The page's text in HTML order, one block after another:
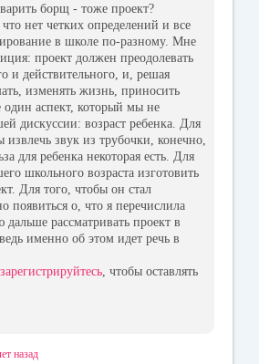
борщ - тоже проект?
нет четких определений и все
в школе по-разному. Мне
проект должен преодолевать
и действительного, и, решая
изменять жизнь, приносить
один аспект, который мы не
дискуссии: возраст ребенка. Для
звук из трубочки, конечно,
для ребенка некоторая есть. Для
школьного возраста изготовить
Для того, чтобы он стал
появиться о, что я перечислила
рассматривать проект в
именно об этом идет речь в
зарегистрируйтесь , чтобы оставлять
назад